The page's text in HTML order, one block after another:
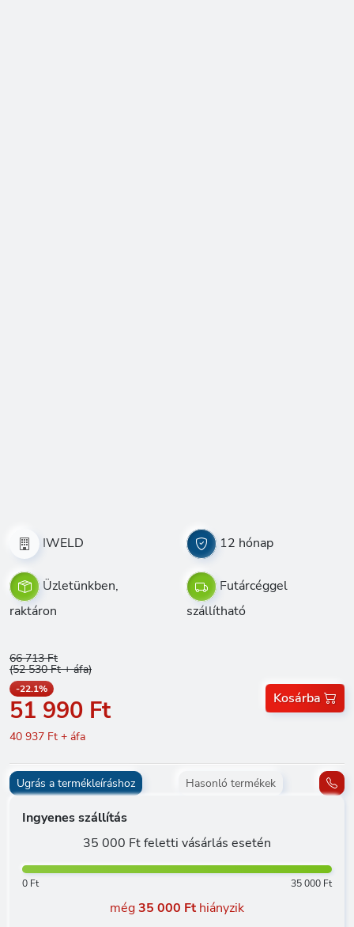
IWELD 12 hónap
Üzletünkben,
raktáron
Futárcéggel
szállítható
66 713 Ft
(52 530 Ft + áfa)
-22.1%
51 990 Ft
40 937 Ft + áfa
Kosárba
Ugrás a termékleíráshoz Hasonló termékek
Ingyenes szállítás
35 000 Ft feletti vásárlás esetén
0 Ft 35 000 Ft
még35 000 Fthiányzik